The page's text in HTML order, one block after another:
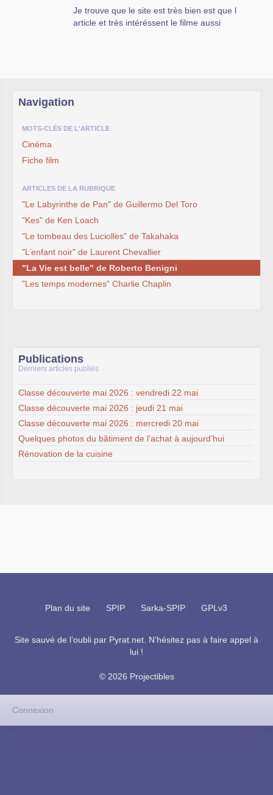
Je trouve que le site est très bien est que l
article et très intéréssent le filme aussi
Navigation
MOTS-CLÉS DE L'ARTICLE
Cinéma
Fiche film
ARTICLES DE LA RUBRIQUE
"Le Labyrinthe de Pan" de Guillermo Del Toro
"Kes" de Ken Loach
"Le tombeau des Luciolles" de Takahaka
"L’enfant noir" de Laurent Chevallier
"La Vie est belle" de Roberto Benigni
"Les temps modernes" Charlie Chaplin
Publications
Derniers articles publiés
Classe découverte mai 2026 : vendredi 22 mai
Classe découverte mai 2026 : jeudi 21 mai
Classe découverte mai 2026 : mercredi 20 mai
Quelques photos du bâtiment de l’achat à aujourd’hui
Rénovation de la cuisine
Plan du site SPIP Sarka-SPIP GPLv3
Site sauvé de l’oubli par Pyrat.net . N’hésitez pas à faire appel à
lui !
© 2026 Projectibles
Connexion